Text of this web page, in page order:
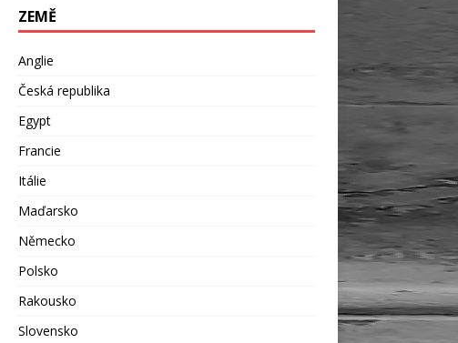
ZEMĚ
Anglie
Česká republika
Egypt
Francie
Itálie
Maďarsko
Německo
Polsko
Rakousko
Slovensko